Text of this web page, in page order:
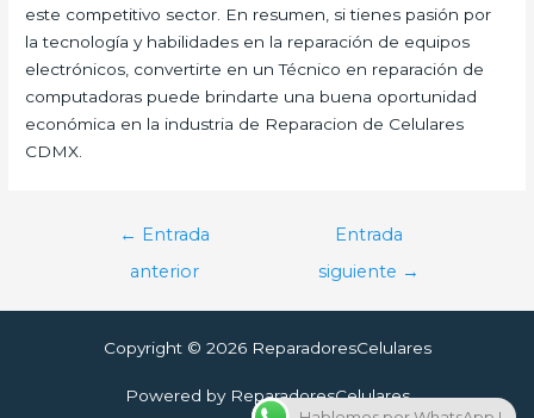
este competitivo sector. En resumen, si tienes pasión por
la tecnología y habilidades en la reparación de equipos
electrónicos, convertirte en un Técnico en reparación de
computadoras puede brindarte una buena oportunidad
económica en la industria de Reparacion de Celulares
CDMX.
Navegación
entradas
← Entrada
anterior
Entrada
siguiente →
Copyright © 2026 ReparadoresCelulares
Powered by ReparadoresCelulares